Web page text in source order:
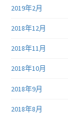
2019年2月
2018年12月
2018年11月
2018年10月
2018年9月
2018年8月